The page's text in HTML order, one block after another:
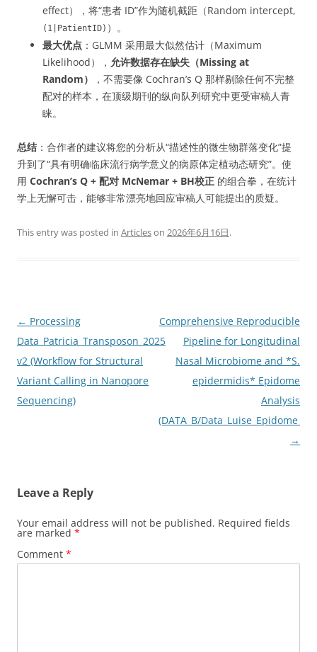
effect），将“患者 ID”作为随机截距（Random intercept,
(1|PatientID) ）。
最大优点 ：GLMM 采用最大似然估计（Maximum
Likelihood）， 允许数据存在缺失（Missing at
Random）
，不需要像 Cochran’s Q 那样剔除任何不完整
配对的样本，在顶级期刊的纵向队列研究中更受审稿人青
睐。
总结 ：合作者的建议将您的分析从“描述性的微生物群落变化”提
升到了“具有明确临床流行病学意义的病原体定植动态研究”。使
用 Cochran’s Q + 配对 McNemar + BH校正 的组合拳，在统计
学上无懈可击，能够非常漂亮地回应审稿人可能提出的质疑。
This entry was posted in Articleson 2026年6月16日.
Post
navigation
← Processing
Data_Patricia_Transposon_2025
v2 (Workflow for Structural
Variant Calling in Nanopore
Sequencing)
Comprehensive Reproducible
Pipeline for Longitudinal
Nasal Microbiome and *S.
epidermidis* Epidome
Analysis
(DATA_B/
→
Leave a Reply
Your email address will not be published. Required fields
are marked *
Comment *